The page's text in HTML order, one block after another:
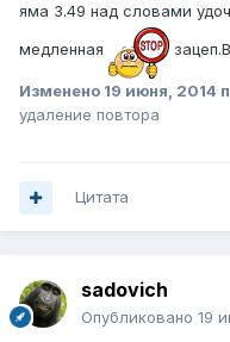
яма 3.49 над словами
медленная
Изменено 19 июня, 2014
удаление повтора
Цитата
sadovich
Опубликовано 19